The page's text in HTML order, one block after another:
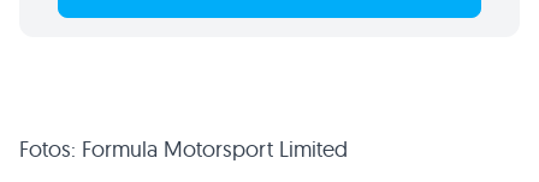
Fotos: Formula Motorsport Limited